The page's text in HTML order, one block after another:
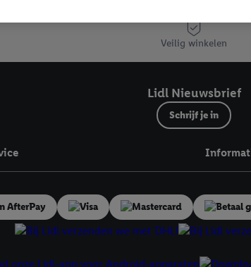
Veilig winkelen
Lidl Nieuwsbrief
Schrijf je in
toestemming geeft, dan kunnen retargeting advertenties
hebt getoond (bijvoorbeeld door het product in een
kopen). De retargeting advertenties kunnen op
kun je aangeven met welke cookies en vergelijkbare
je instemt. Verder kan je er meer informatie
gebruikt.
te klikken, stem je in met alle verwerkingen voor alle
opslagperiode van de gegevens en je recht om jouw
in onzeprivacyverklaring. Je vindt de impressum voor de
die wij inzetten.